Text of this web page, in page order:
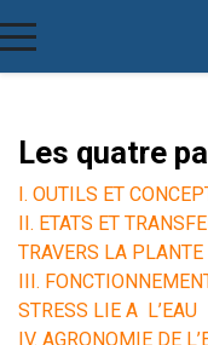
Les quatre
I. OUTILS ET
II. ETATS ET
TRAVERS LA PLANTE
III.
STRESS LIE A L’EAU
IV. AGRONOMIE DE